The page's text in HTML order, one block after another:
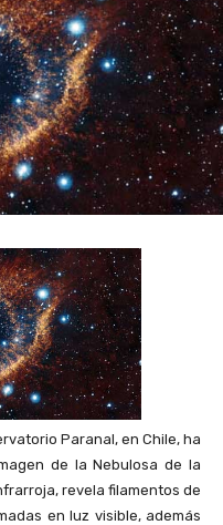
Paranal, en Chile, ha
de la Nebulosa de la
revela filamentos de
en luz visible, además